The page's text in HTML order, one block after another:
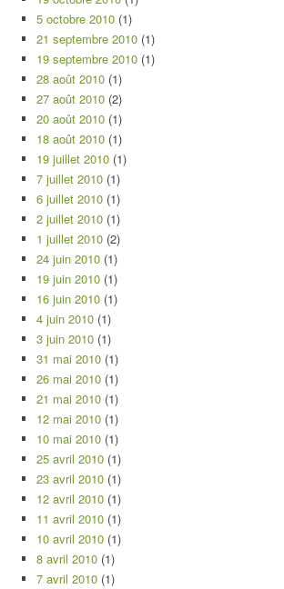
5 octobre 2010 (1)
21 septembre 2010 (1)
19 septembre 2010 (1)
28 août 2010 (1)
27 août 2010 (2)
20 août 2010 (1)
18 août 2010 (1)
19 juillet 2010 (1)
7 juillet 2010 (1)
6 juillet 2010 (1)
2 juillet 2010 (1)
1 juillet 2010 (2)
24 juin 2010 (1)
19 juin 2010 (1)
16 juin 2010 (1)
4 juin 2010 (1)
3 juin 2010 (1)
31 mai 2010 (1)
26 mai 2010 (1)
21 mai 2010 (1)
12 mai 2010 (1)
10 mai 2010 (1)
25 avril 2010 (1)
23 avril 2010 (1)
12 avril 2010 (1)
11 avril 2010 (1)
10 avril 2010 (1)
8 avril 2010 (1)
7 avril 2010 (1)